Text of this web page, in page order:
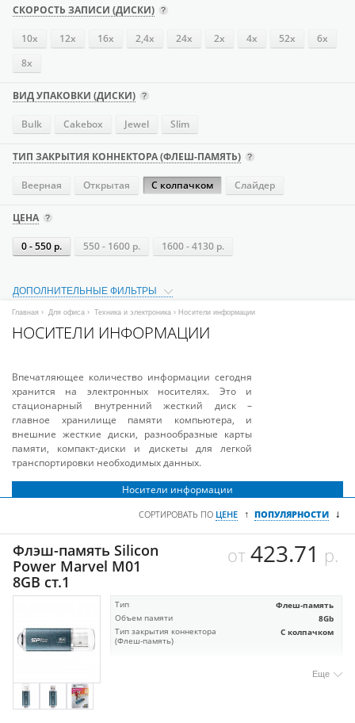
СКОРОСТЬ ЗАПИСИ (ДИСКИ)
10x 12x 16х 2,4x 24х 2x 4х 52х
6x
8x
ВИД УПАКОВКИ (ДИСКИ)
Bulk Cakebox Jewel Slim
ТИП ЗАКРЫТИЯ КОННЕКТОРА (ФЛЕШ-ПАМЯТЬ)
Веерная Открытая С колпачком Слайдер
ЦЕНА
0 - 550 р. 550 - 1600 р. 1600 - 4130 р.
ДОПОЛНИТЕЛЬНЫЕ ФИЛЬТРЫ
Главная › Для офиса › Техника и электроника › Носители информации
НОСИТЕЛИ ИНФОРМАЦИИ
Впечатляющее количество информации сегодня
хранится на электронных носителях. Это и
стационарный внутренний жесткий диск –
главное хранилище памяти компьютера, и
внешние жесткие диски, разнообразные карты
памяти, компакт-диски и дискеты для легкой
транспортировки необходимых данных.
Носители информации
СОРТИРОВАТЬ ПО ЦЕНЕ ↑ ПОПУЛЯРНОСТИ ↓
Флэш-память Silicon
Power Marvel M01
8GB ст.1
от 423.71 р.
Тип Флеш-память
Объем памяти 8Gb
Тип закрытия коннектора
(Флеш-память)
С колпачком
Еще